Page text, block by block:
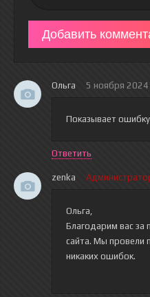
Добавить
Ольга 5 ноября
Показывает
Ответить
zenka
Ольга,
Благодарим вас за
сайта. Мы провели
никаких ошибок.